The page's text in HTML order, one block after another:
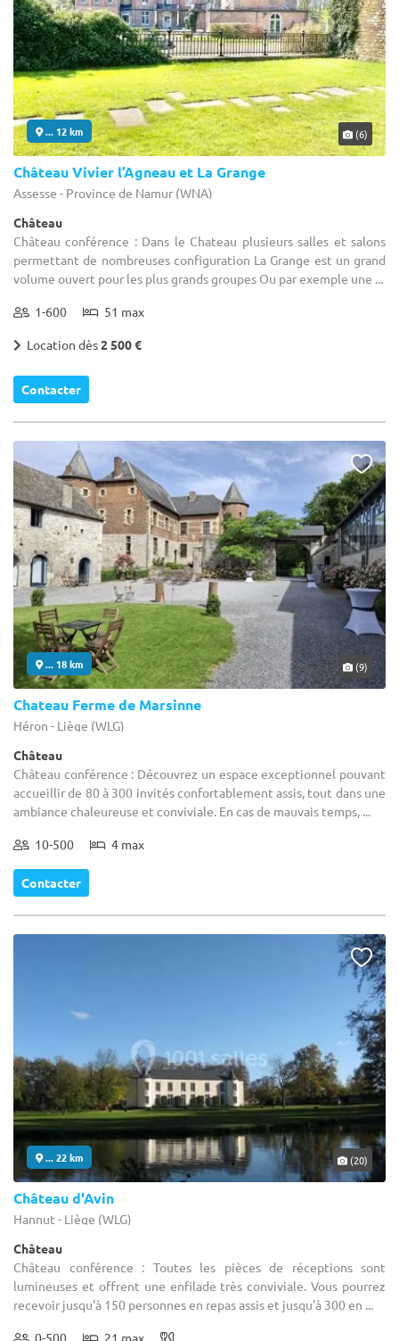
... 12 km (6)
Château Vivier l’Agneau et La Grange
Assesse - Province de Namur (WNA)
Château
Château conférence : Dans le Chateau plusieurs salles et salons
permettant de nombreuses configuration La Grange est un grand
volume ouvert pour les plus grands groupes Ou par exemple une ...
1-600 51 max
Location dès2 500 €
Contacter
... 18 km (9)
Chateau Ferme de Marsinne
Héron - Liège (WLG)
Château
Château conférence : Découvrez un espace exceptionnel pouvant
accueillir de 80 à 300 invités confortablement assis, tout dans une
ambiance chaleureuse et conviviale. En cas de mauvais temps, ...
10-500 4 max
Contacter
... 22 km (20)
Château d'Avin
Hannut - Liège (WLG)
Château
Château conférence : Toutes les pièces de réceptions sont
lumineuses et offrent une enfilade très conviviale. Vous pourrez
recevoir jusqu'à 150 personnes en repas assis et jusqu'à 300 en ...
0-500 21 max